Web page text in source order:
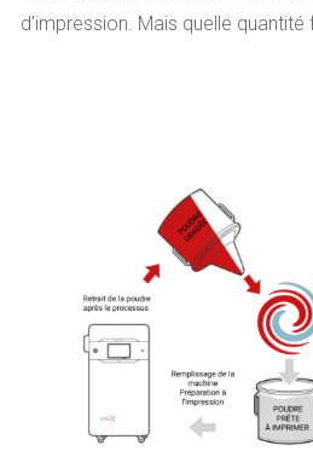
d’impression. Mais quelle quantité